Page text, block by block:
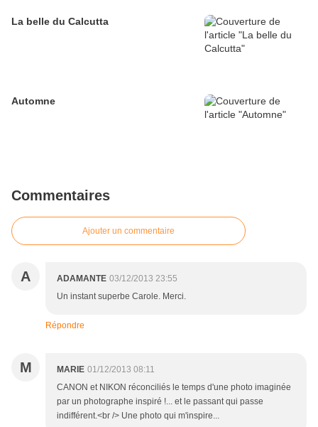
La belle du Calcutta
Automne
Commentaires
Ajouter un commentaire
A ADAMANTE 03/12/2013 23:55
Un instant superbe Carole. Merci.
Répondre
M MARIE 01/12/2013 08:11
CANON et NIKON réconciliés le temps d'une photo imaginée
par un photographe inspiré !... et le passant qui passe
indifférent.<br /> Une photo qui m'inspire...